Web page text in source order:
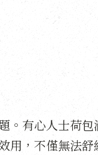
。有心人士荷包
用，不僅無法舒